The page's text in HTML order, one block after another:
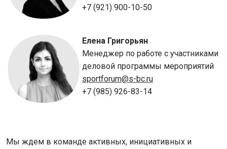
+7 (921) 900-10-50
Елена Григорьян
Менеджер по работе с участниками
деловой программы мероприятий
sportforum@s-bc.ru
+7 (985) 926-83-14
Мы ждем в команде активных, инициативных и